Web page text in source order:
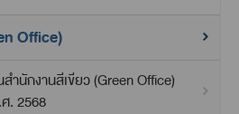
Office)
ำนักงานสีเขียว (Green Office)
. 2568